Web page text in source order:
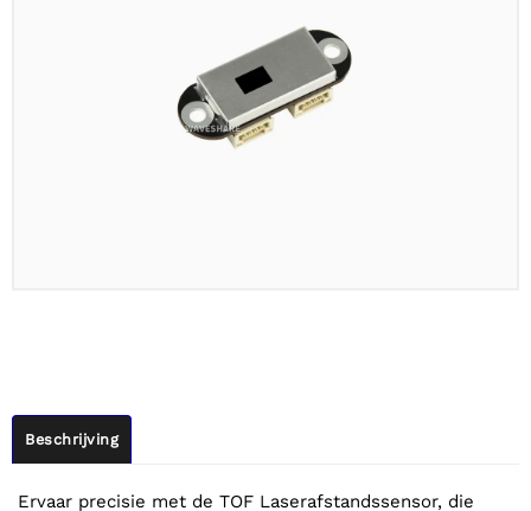
Beschrijving
Ervaar precisie met de TOF Laserafstandssensor, die